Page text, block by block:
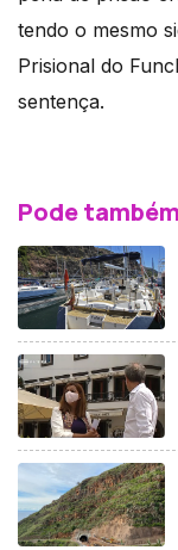
tendo o mesmo
Prisional do
sentença.
Pode